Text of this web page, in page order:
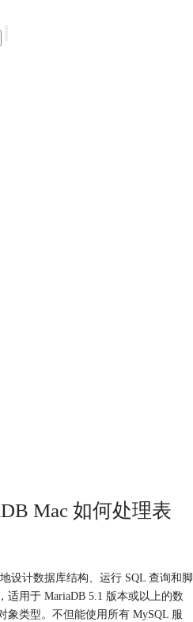
Mac 如何处理表
设计数据库结构、运行 SQL 查询和脚
适用于 MariaDB 5.1 版本或以上的数
象类型。不但能使用所有 MySQL 服